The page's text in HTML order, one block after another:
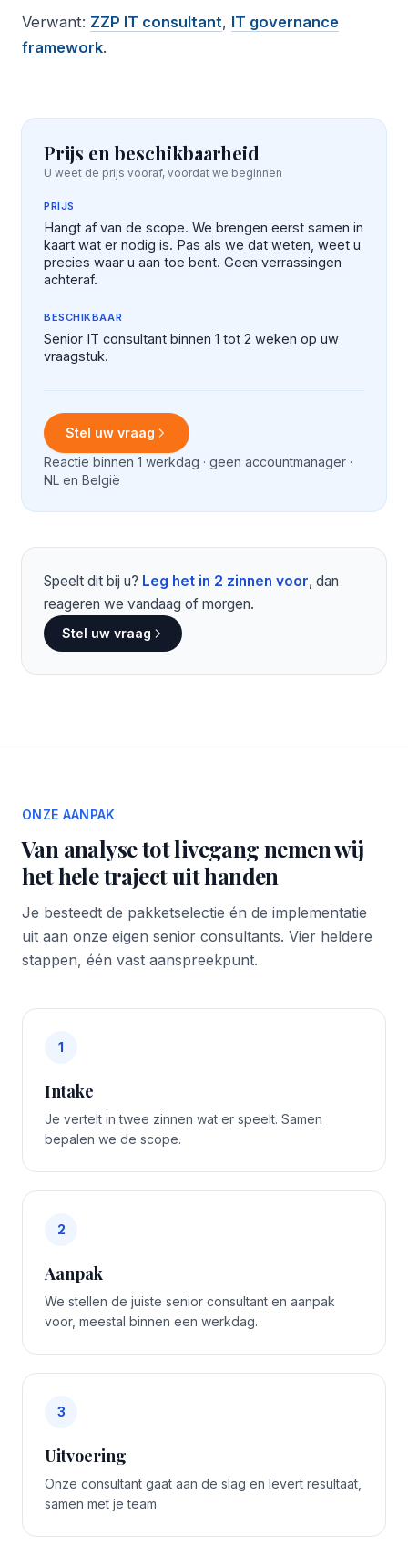
Verwant: ZZP IT consultant, IT governance
framework.
Prijs en beschikbaarheid
U weet de prijs vooraf, voordat we beginnen
PRIJS
Hangt af van de scope. We brengen eerst samen in
kaart wat er nodig is. Pas als we dat weten, weet u
precies waar u aan toe bent. Geen verrassingen
achteraf.
BESCHIKBAAR
Senior IT consultant binnen 1 tot 2 weken op uw
vraagstuk.
Stel uw vraag
Reactie binnen 1 werkdag · geen accountmanager ·
NL en België
Speelt dit bij u? Leg het in 2 zinnen voor, dan
reageren we vandaag of morgen.
Stel uw vraag
ONZE AANPAK
Van analyse tot livegang nemen wij
het hele traject uit handen
Je besteedt de pakketselectie én de implementatie
uit aan onze eigen senior consultants. Vier heldere
stappen, één vast aanspreekpunt.
1
Intake
Je vertelt in twee zinnen wat er speelt. Samen
bepalen we de scope.
2
Aanpak
We stellen de juiste senior consultant en aanpak
voor, meestal binnen een werkdag.
3
Uitvoering
Onze consultant gaat aan de slag en levert resultaat,
samen met je team.